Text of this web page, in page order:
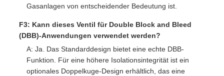
Gasanlagen von entscheidender Bedeutung ist.
F3: Kann dieses Ventil für Double Block and Bleed
(DBB)-Anwendungen verwendet werden?
A: Ja. Das Standarddesign bietet eine echte DBB-
Funktion. Für eine höhere Isolationsintegrität ist ein
optionales Doppelkuge-Design erhältlich, das eine